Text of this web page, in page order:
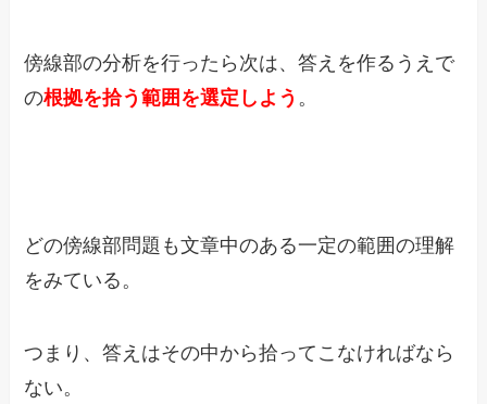
傍線部の分析を行ったら次は、答えを作るうえで
の根拠を拾う範囲を選定しよう 。
どの傍線部問題も文章中のある一定の範囲の理解
をみている。
つまり、答えはその中から拾ってこなければなら
ない。